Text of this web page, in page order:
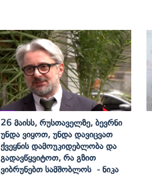
26 Მაისს, Რუსთაველზე, Ბევრნი
Უნდა Ვიყოთ, Უნდა Დავიცვათ
Ქვეყნის Დამოუკიდებლობა Და
Გადავწყვიტოთ, Რა Გზით
Ვიბრუნებთ Სამშობლოს - Ნიკა